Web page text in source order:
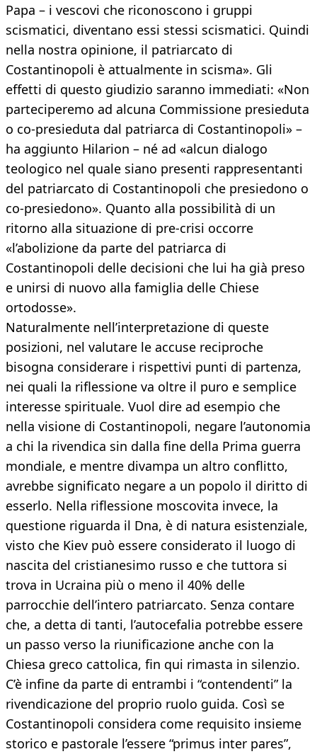
Papa – i vescovi che riconoscono i gruppi
scismatici, diventano essi stessi scismatici. Quindi
nella nostra opinione, il patriarcato di
Costantinopoli è attualmente in scisma». Gli
effetti di questo giudizio saranno immediati: «Non
parteciperemo ad alcuna Commissione presieduta
o co-presieduta dal patriarca di Costantinopoli» –
ha aggiunto Hilarion – né ad «alcun dialogo
teologico nel quale siano presenti rappresentanti
del patriarcato di Costantinopoli che presiedono o
co-presiedono». Quanto alla possibilità di un
ritorno alla situazione di pre-crisi occorre
«l’abolizione da parte del patriarca di
Costantinopoli delle decisioni che lui ha già preso
e unirsi di nuovo alla famiglia delle Chiese
ortodosse».
Naturalmente nell’interpretazione di queste
posizioni, nel valutare le accuse reciproche
bisogna considerare i rispettivi punti di partenza,
nei quali la riflessione va oltre il puro e semplice
interesse spirituale. Vuol dire ad esempio che
nella visione di Costantinopoli, negare l’autonomia
a chi la rivendica sin dalla fine della Prima guerra
mondiale, e mentre divampa un altro conflitto,
avrebbe significato negare a un popolo il diritto di
esserlo. Nella riflessione moscovita invece, la
questione riguarda il Dna, è di natura esistenziale,
visto che Kiev può essere considerato il luogo di
nascita del cristianesimo russo e che tuttora si
trova in Ucraina più o meno il 40% delle
parrocchie dell’intero patriarcato. Senza contare
che, a detta di tanti, l’autocefalia potrebbe essere
un passo verso la riunificazione anche con la
Chiesa greco cattolica, fin qui rimasta in silenzio.
C’è infine da parte di entrambi i “contendenti” la
rivendicazione del proprio ruolo guida. Così se
Costantinopoli considera come requisito insieme
storico e pastorale l’essere “primus inter pares”,